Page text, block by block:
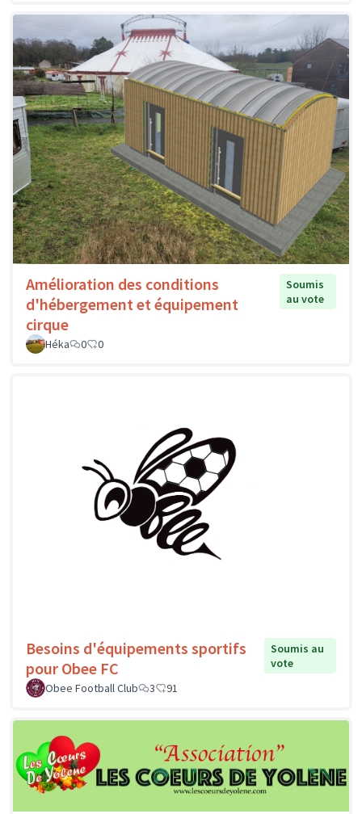
Amélioration des conditions
d'hébergement et équipement
cirque
Soumis
au vote
Héka 0 0
Besoins d'équipements sportifs
pour Obee FC
Soumis au
vote
Obee Football Club
3 91